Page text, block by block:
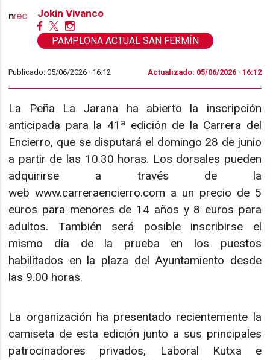
Jokin Vivanco
PAMPLONA ACTUAL SAN FERMÍN
Publicado: 05/06/2026 · 16:12 Actualizado: 05/06/2026 · 16:12
La Peña La Jarana ha abierto la inscripción
anticipada para la 41ª edición de la Carrera del
Encierro, que se disputará el domingo 28 de junio
a partir de las 10.30 horas. Los dorsales pueden
adquirirse a través de la
web www.carreraencierro.com a un precio de 5
euros para menores de 14 años y 8 euros para
adultos. También será posible inscribirse el
mismo día de la prueba en los puestos
habilitados en la plaza del Ayuntamiento desde
las 9.00 horas.
La organización ha presentado recientemente la
camiseta de esta edición junto a sus principales
patrocinadores privados, Laboral Kutxa e